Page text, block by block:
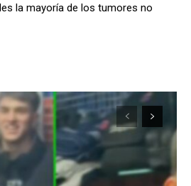
la mayoría de los tumores no